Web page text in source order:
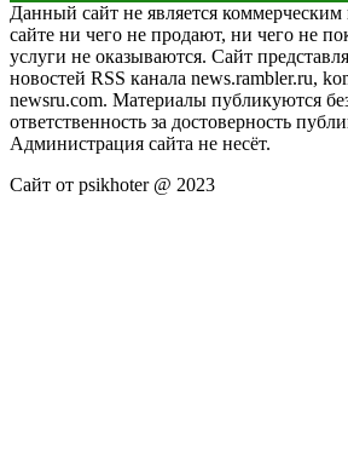
Данный сайт не является
сайте ни чего не продают, ни чего не
услуги не оказываются. Сайт
новостей RSS канала news.rambler.ru,
newsru.com. Материалы публикуются
ответственность за достоверность
Администрация сайта не несёт.
Сайт от psikhoter @ 2023